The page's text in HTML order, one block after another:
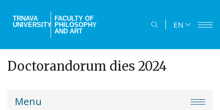
main
TRNAVA
UNIVERSITY
FACULTY OF
PHILOSOPHY
AND ART
EN
Doctorandorum dies 2024
truni-
Menu